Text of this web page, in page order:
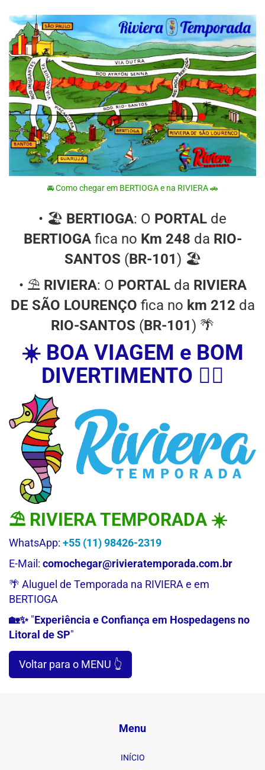
🚘 Como chegar em BERTIOGA e na RIVIERA 🚗
• 🏖 BERTIOGA: O PORTAL de
BERTIOGAfica no Km 248 da RIO-
SANTOS (BR-101) 🏖
• ⛱ RIVIERA: O PORTALda RIVIERA
DE SÃO LOURENÇO fica no km 212 da
RIO-SANTOS (BR-101) 🌴
☀️ BOA VIAGEM e BOM
DIVERTIMENTO 🚴‍♀️
⛱ RIVIERA TEMPORADA ☀️
WhatsApp: +55 (11) 98426-2319
E-Mail: comochegar@rivieratemporada.com.br
🌴 Aluguel de Temporada na RIVIERA e em
BERTIOGA
🏡✨"Experiência e Confiança em Hospedagens no
Litoral de SP"
Voltar para o MENU 👆
Menu
INÍCIO